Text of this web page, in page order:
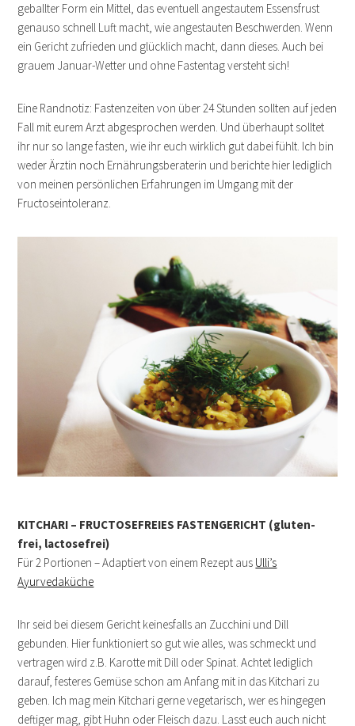
geballter Form ein Mittel, das eventuell angestautem Essensfrust
genauso schnell Luft macht, wie angestauten Beschwerden. Wenn
ein Gericht zufrieden und glücklich macht, dann dieses. Auch bei
grauem Januar-Wetter und ohne Fastentag versteht sich!
Eine Randnotiz: Fastenzeiten von über 24 Stunden sollten auf jeden
Fall mit eurem Arzt abgesprochen werden. Und überhaupt solltet
ihr nur so lange fasten, wie ihr euch wirklich gut dabei fühlt. Ich bin
weder Ärztin noch Ernährungsberaterin und berichte hier lediglich
von meinen persönlichen Erfahrungen im Umgang mit der
Fructoseintoleranz.
KITCHARI – FRUCTOSEFREIES FASTENGERICHT (gluten-
frei, lactosefrei)
Für 2 Portionen – Adaptiert von einem Rezept aus Ulli’s
Ayurvedaküche
Ihr seid bei diesem Gericht keinesfalls an Zucchini und Dill
gebunden. Hier funktioniert so gut wie alles, was schmeckt und
vertragen wird z.B. Karotte mit Dill oder Spinat. Achtet lediglich
darauf, festeres Gemüse schon am Anfang mit in das Kitchari zu
geben. Ich mag mein Kitchari gerne vegetarisch, wer es hingegen
deftiger mag, gibt Huhn oder Fleisch dazu. Lasst euch auch nicht